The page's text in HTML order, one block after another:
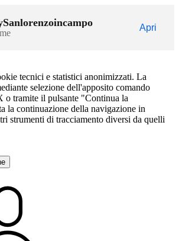
Apri
tecnici e statistici anonimizzati. La
selezione dell'apposito comando
o tramite il pulsante "Continua la
la continuazione della navigazione in
strumenti di tracciamento diversi da quelli